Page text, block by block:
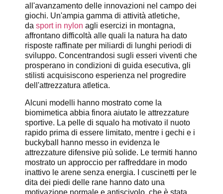
all'avanzamento delle innovazioni nel campo dei
giochi. Un'ampia gamma di attività atletiche,
da sport in nylon agli esercizi in montagna,
affrontano difficoltà alle quali la natura ha dato
risposte raffinate per miliardi di lunghi periodi di
sviluppo. Concentrandosi sugli esseri viventi che
prosperano in condizioni di guida esecutiva, gli
stilisti acquisiscono esperienza nel progredire
dell'attrezzatura atletica.
Alcuni modelli hanno mostrato come la
biomimetica abbia finora aiutato le attrezzature
sportive. La pelle di squalo ha motivato il nuoto
rapido prima di essere limitato, mentre i gechi e i
buckyball hanno messo in evidenza le
attrezzature difensive più solide. Le termiti hanno
mostrato un approccio per raffreddare in modo
inattivo le arene senza energia. I cuscinetti per le
dita dei piedi delle rane hanno dato una
motivazione normale e antiscivolo, che è stata